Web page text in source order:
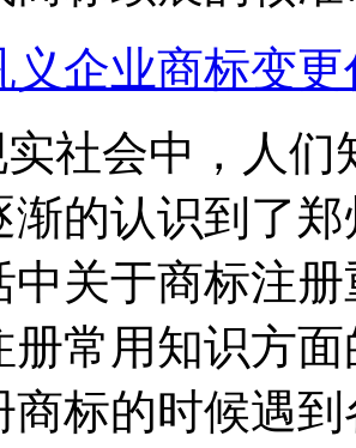
义企业商标变
社会中，人们
渐的认识到了
中关于商标注
册常用知识方
商标的时候遇